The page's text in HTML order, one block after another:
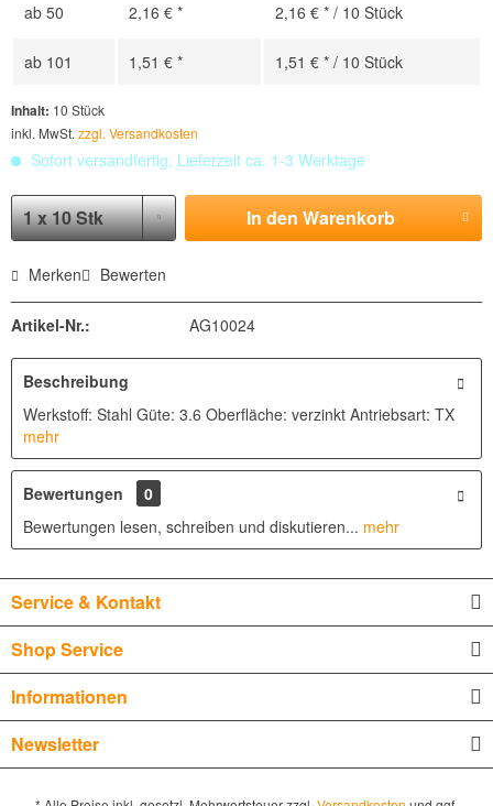
ab 50 2,16 € * 2,16 € * / 10 Stück
ab 101 1,51 € * 1,51 € * / 10 Stück
Inhalt: 10 Stück
inkl. MwSt. zzgl. Versandkosten
Sofort versandfertig, Lieferzeit ca. 1-3 Werktage
In denWarenkorb
Merken Bewerten
Artikel-Nr.: AG10024
Beschreibung
Werkstoff: Stahl Güte: 3.6 Oberfläche: verzinkt Antriebsart: TX
mehr
Bewertungen
0
Bewertungen lesen, schreiben und diskutieren... mehr
Service & Kontakt
Shop Service
Informationen
Newsletter